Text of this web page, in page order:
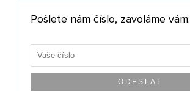
Pošlete nám číslo, zavoláme vám: